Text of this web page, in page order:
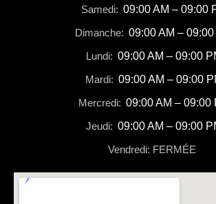
Samedi: 09:00 AM – 09:00
Dimanche: 09:00 AM – 09:00
Lundi: 09:00 AM – 09:00
Mardi: 09:00 AM – 09:00
Mercredi: 09:00 AM – 09:00
Jeudi: 09:00 AM – 09:00
Vendredi: FERMÉE